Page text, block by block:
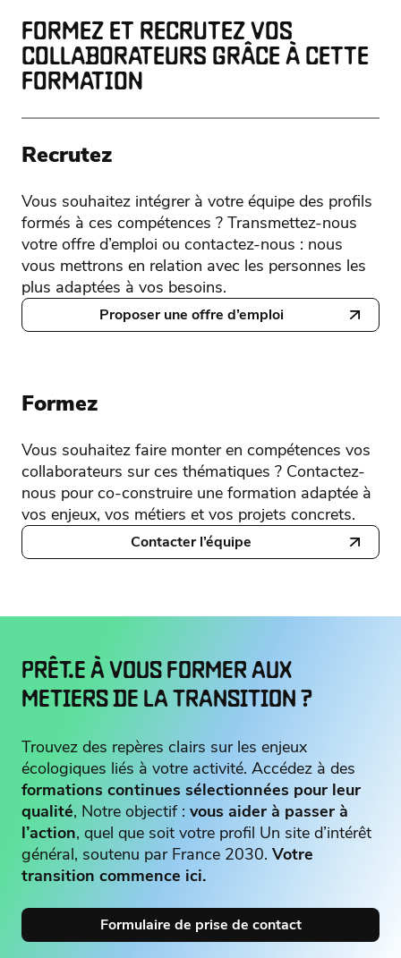
FORMEZ ET RECRUTEZ VOS
COLLABORATEURS GRÂCE À CETTE
FORMATION
Recrutez
Vous souhaitez intégrer à votre équipe des profils
formés à ces compétences ? Transmettez-nous
votre offre d’emploi ou contactez-nous : nous
vous mettrons en relation avec les personnes les
plus adaptées à vos besoins.
Proposer une offre d’emploi
Formez
Vous souhaitez faire monter en compétences vos
collaborateurs sur ces thématiques ? Contactez-
nous pour co-construire une formation adaptée à
vos enjeux, vos métiers et vos projets concrets.
Contacter l’équipe
PRÊT.E À VOUS FORMER AUX
METIERS DE LA TRANSITION ?
Trouvez des repères clairs sur les enjeux
écologiques liés à votre activité. Accédez à des
formations continues sélectionnées pour leur
qualité, Notre objectif : vous aider à passer à
l’action, quel que soit votre profil Un site d’intérêt
général, soutenu par France 2030. Votre
transition commence ici.
Formulaire de prise de contact